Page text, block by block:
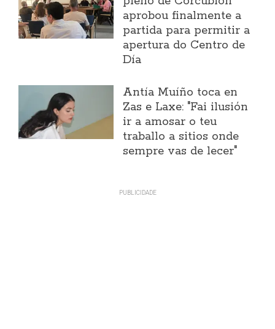
aprobou finalmente a
partida para permitir a
apertura do Centro de
Día
Antía Muíño toca en
Zas e Laxe: "Fai ilusión
ir a amosar o teu
traballo a sitios onde
sempre vas de lecer"